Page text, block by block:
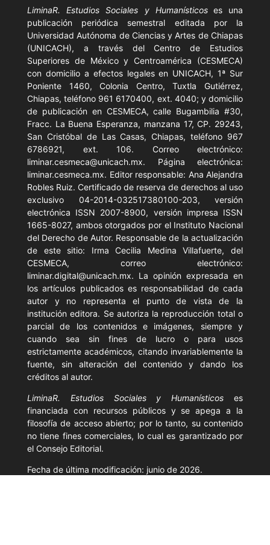
LiminaR. Estudios Sociales y Humanísticos es una
publicación periódica semestral editada por la
Universidad Autónoma de Ciencias y Artes de Chiapas
(UNICACH), a través del Centro de Estudios
Superiores de México y Centroamérica (CESMECA)
con domicilio a efectos legales en UNICACH, 1ª Sur
Poniente 1460, Colonia Centro, Tuxtla Gutiérrez,
Chiapas, teléfono 961 6170400, ext. 4040; y domicilio
de publicación en CESMECA, calle Bugambilia #30,
Fracc. La Buena Esperanza, manzana 17, CP. 29243,
San Cristóbal de Las Casas, Chiapas, teléfono 967
6786921, ext. 106. Correo electrónico:
liminar.cesmeca@unicach.mx. Página electrónica:
liminar.cesmeca.mx. Editor responsable: Ana Alejandra
Robles Ruiz. Certificado de reserva de derechos al uso
exclusivo 04-2014-032517380100-203, versión
electrónica ISSN 2007-8900, versión impresa ISSN
1665-8027, ambos otorgados por el Instituto Nacional
del Derecho de Autor. Responsable de la actualización
de este sitio: Irma Cecilia Medina Villafuerte, del
CESMECA, correo electrónico:
liminar.digital@unicach.mx. La opinión expresada en
los artículos publicados es responsabilidad de cada
autor y no representa el punto de vista de la
institución editora. Se autoriza la reproducción total o
parcial de los contenidos e imágenes, siempre y
cuando sea sin fines de lucro o para usos
estrictamente académicos, citando invariablemente la
fuente, sin alteración del contenido y dando los
créditos al autor.
LiminaR. Estudios Sociales y Humanísticos es
financiada con recursos públicos y se apega a la
filosofía de acceso abierto; por lo tanto, su contenido
no tiene fines comerciales, lo cual es garantizado por
el Consejo Editorial.
Fecha de última modificación: junio de 2026.